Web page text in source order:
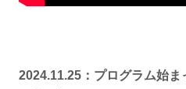
2024.11.25：プログラム始